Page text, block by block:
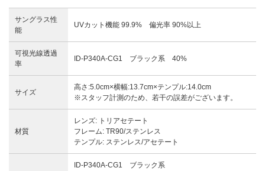
サングラス性
能
UVカット機能 99.9% 偏光率 90%以上
可視光線透過
率
ID-P340A-CG1 ブラック系 40%
サイズ
高さ:5.0cm×横幅:13.7cm×テンプル:14.0cm
※スタッフ計測のため、若干の誤差がございます。
材質
レンズ: トリアセテート
フレーム: TR90/ステンレス
テンプル: ステンレス/アセテート
ID-P340A-CG1 ブラック系